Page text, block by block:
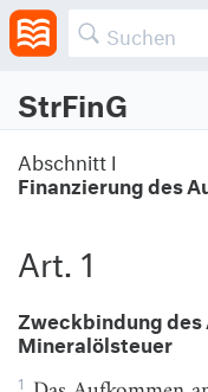
StrFinG
Vom 28.3.1960 (BGBl. I S.
Zuletzt geändert am
Abschnitt I
Art. 1
Zweckbindung
Abschnitt I
Finanzierung des
Art. 1
Zweckbindung
Mineralölsteuer
1